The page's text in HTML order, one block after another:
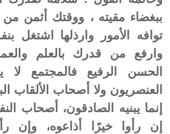
ببغضاء مقيته ، ووقتك أثمن
توافه الأمور وارذلها اشتغل
وارفع من قدرك بالعلم
الحسن الرفيع فالمجتمع لا
العنصريون ولا أصحاب الألقاب
إنما يبنيه الصادقون، أصحاب
إن رأوا خيرًا أذاعوه، وإن